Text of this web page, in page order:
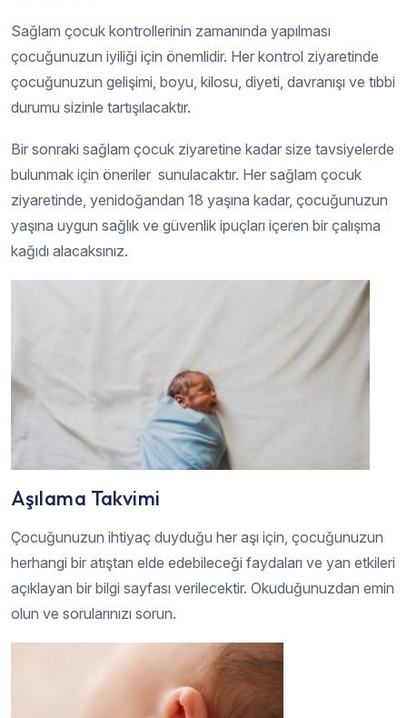
Sağlam çocuk kontrollerinin zamanında yapılması
çocuğunuzun iyiliği için önemlidir. Her kontrol ziyaretinde
çocuğunuzun gelişimi, boyu, kilosu, diyeti, davranışı ve tıbbi
durumu sizinle tartışılacaktır.
Bir sonraki sağlam çocuk ziyaretine kadar size tavsiyelerde
bulunmak için öneriler sunulacaktır. Her sağlam çocuk
ziyaretinde, yenidoğandan 18 yaşına kadar, çocuğunuzun
yaşına uygun sağlık ve güvenlik ipuçları içeren bir çalışma
kağıdı alacaksınız.
Aşılama Takvimi
Çocuğunuzun ihtiyaç duyduğu her aşı için, çocuğunuzun
herhangi bir atıştan elde edebileceği faydaları ve yan etkileri
açıklayan bir bilgi sayfası verilecektir. Okuduğunuzdan emin
olun ve sorularınızı sorun.